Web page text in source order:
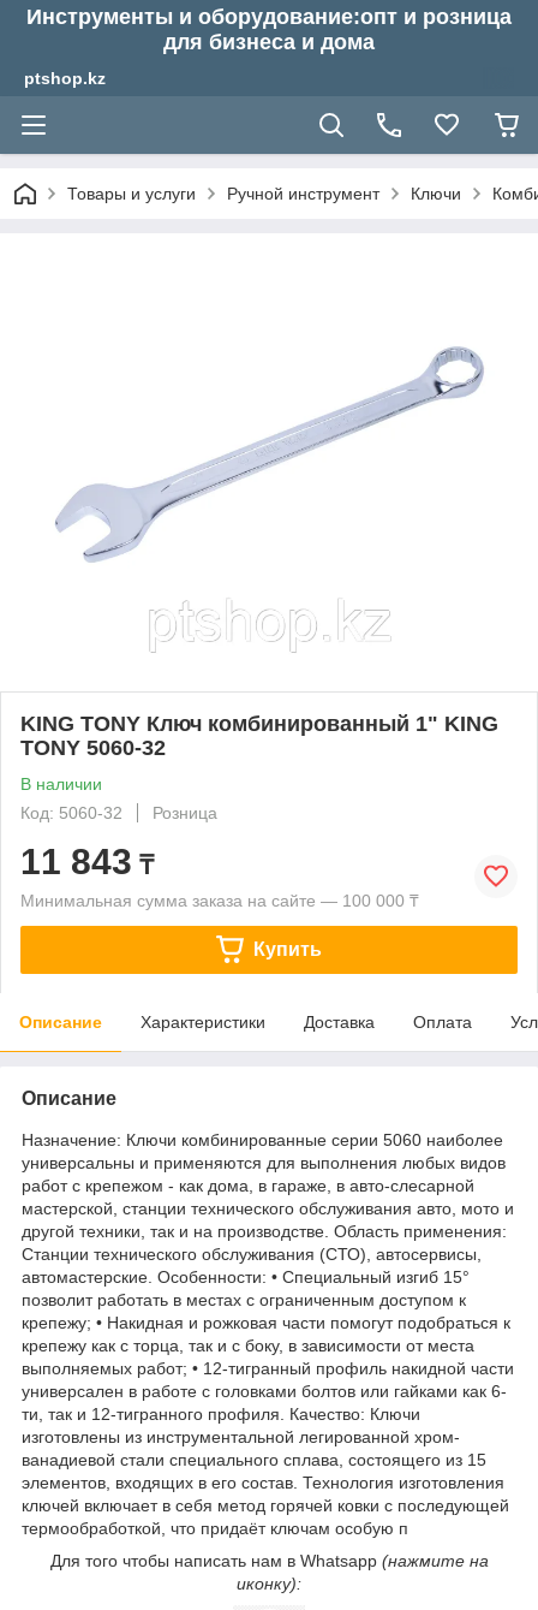
Инструменты и оборудование:опт и розница
для бизнеса и дома
ptshop.kz
Товары и услуги Ручной инструмент Ключи
KING TONY Ключ комбинированный 1" KING
TONY 5060-32
В наличии
Код: 5060-32
Розница
11 843 ₸
Минимальная сумма заказа на сайте — 100 000 ₸
Купить
Описание Характеристики Доставка Оплата
Описание
Назначение: Ключи комбинированные серии 5060 наиболее
универсальны и применяются для выполнения любых видов
работ с крепежом - как дома, в гараже, в авто-слесарной
мастерской, станции технического обслуживания авто, мото и
другой техники, так и на производстве. Область применения:
Станции технического обслуживания (СТО), автосервисы,
автомастерские. Особенности: • Специальный изгиб 15°
позволит работать в местах с ограниченным доступом к
крепежу; • Накидная и рожковая части помогут подобраться к
крепежу как с торца, так и с боку, в зависимости от места
выполняемых работ; • 12-тигранный профиль накидной части
универсален в работе с головками болтов или гайками как 6-
ти, так и 12-тигранного профиля. Качество: Ключи
изготовлены из инструментальной легированной хром-
ванадиевой стали специального сплава, состоящего из 15
элементов, входящих в его состав. Технология изготовления
ключей включает в себя метод горячей ковки с последующей
термообработкой, что придаёт ключам особую п
Для того чтобы написать нам в Whatsapp (нажмите на
иконку):